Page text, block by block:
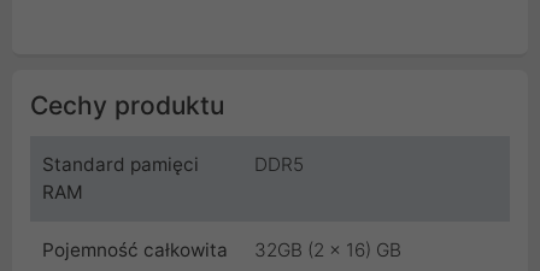
Cechy produktu
Standard pamięci
RAM
DDR5
Pojemność całkowita 32GB (2 x 16) GB